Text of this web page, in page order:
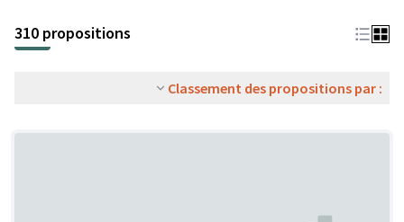
310 propositions
Classement des propositions par :